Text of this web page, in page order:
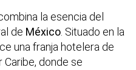
la esencia del
de México . Situado en la
una franja hotelera de
donde se